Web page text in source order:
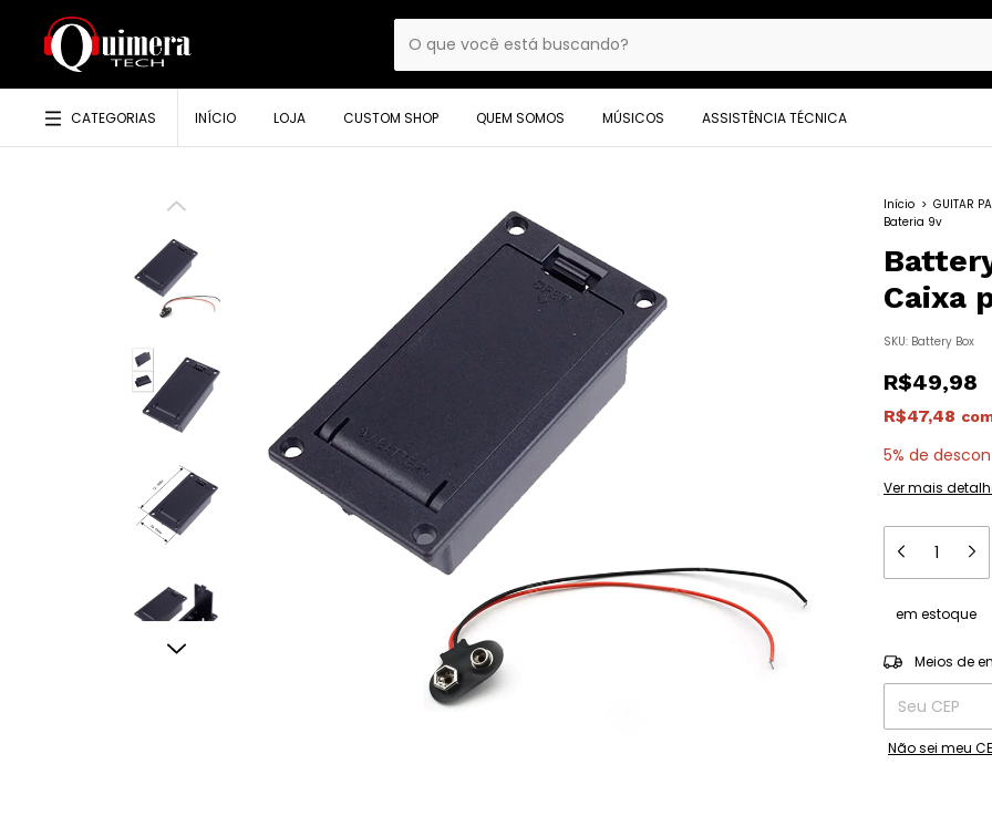
CATEGORIAS INÍCIO LOJA CUSTOM SHOP QUEM SOMOS MÚSICOS ASSISTÊNCIA TÉCNICA
Início > GUITAR
Bateria 9v
Caixa
SKU: Battery Box
R$49,98
R$47,48
5% de
Ver mais
em estoque
Entregas para o
Meios de
Não sei meu